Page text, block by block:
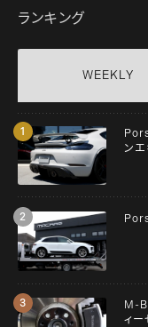
ランキング
WEEKLY
ンエ
M-
ィー